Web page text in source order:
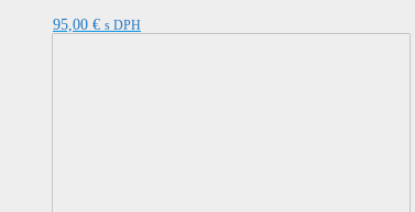
95,00 € s DPH